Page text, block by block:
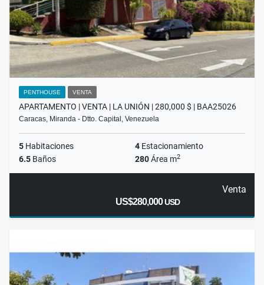
PENTHOUSE VENTA
APARTAMENTO | VENTA | LA UNIÓN | 280,000 $ | BAA25026
Caracas, Miranda - Dtto. Capital, Venezuela
5 Habitaciones 4 Estacionamiento
6.5 Baños 280Área m2
Venta
US$280,000USD